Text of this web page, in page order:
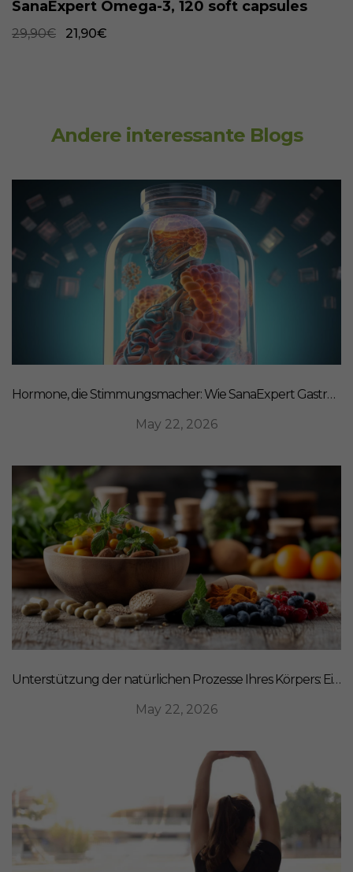
SanaExpert Omega-3, 120 soft capsules
29,90€ 21,90€
Andere interessante Blogs
Hormone, die Stimmungsmacher: Wie SanaExpert Gastro Forte Ihre Darm-Hirn-Verbindung unterstützt
May 22, 2026
Unterstützung der natürlichen Prozesse Ihres Körpers: Ein ganzheitlicher Ansatz für Ernährung
May 22, 2026